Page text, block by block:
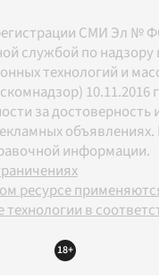
СМИ Эл №
службой по надзору
технологий и
10.11.2016
за
объявлениях.
информации.
ресурсе
в
18+